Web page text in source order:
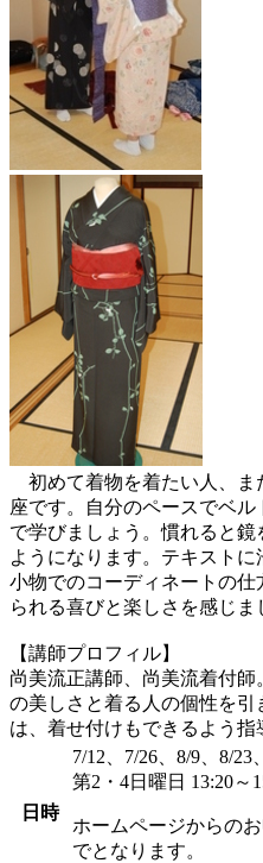
初めて着物を着たい人、ま
座です。自分のペースでベ
で学びましょう。慣れると
ようになります。テキストに
小物でのコーディネートの
られる喜びと楽しさを感じま
【講師プロフィル】
尚美流正講師、尚美流着付
の美しさと着る人の個性を
は、着せ付けもできるよう指
日時
7/12、7/26、8/9、8/23
第2・4日曜日 13:20～
ホームページからの
でとなります。